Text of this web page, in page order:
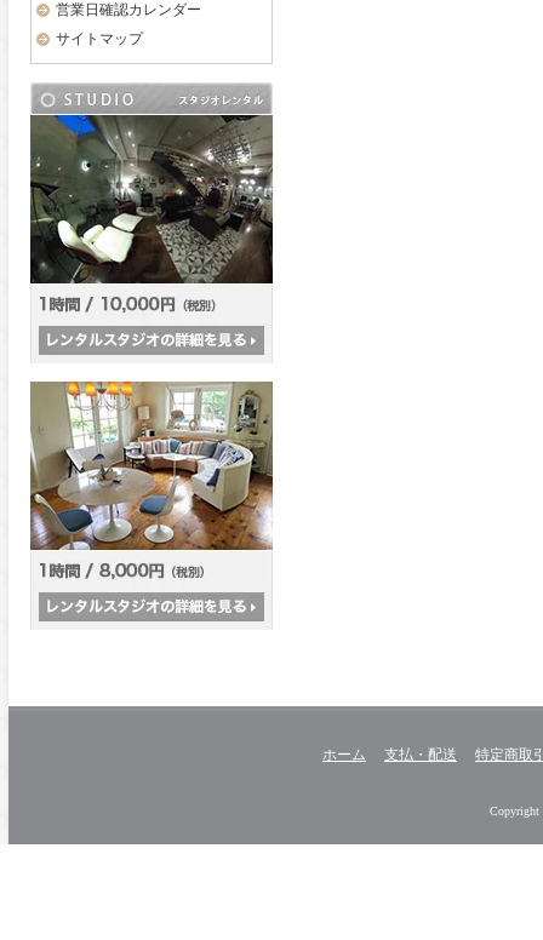
営業日確認カレンダー
サイトマップ
ホーム 支払・配送 特定商取
Copyright